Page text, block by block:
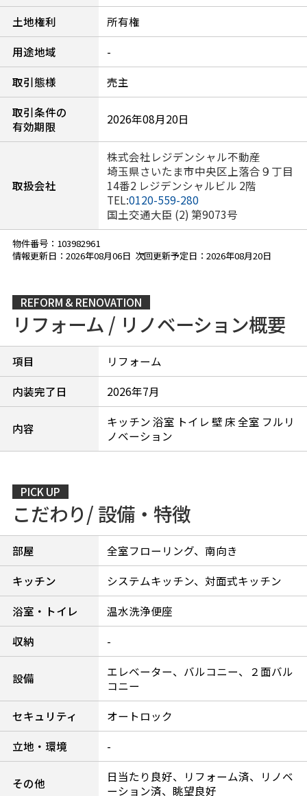
土地権利
所有権
用途地域
-
取引態様
売主
取引条件の
有効期限
2026年08月20日
取扱会社
株式会社レジデンシャル不動産
埼玉県さいたま市中央区上落合９丁目
14番2 レジデンシャルビル 2階
TEL:0120-559-280
国土交通大臣 (2) 第9073号
物件番号：103982961
情報更新日：2026年08月06日 次回更新予定日：2026年08月20日
REFORM & RENOVATION
リフォーム / リノベーション概要
項目
リフォーム
内装完了日
2026年7月
内容
キッチン 浴室 トイレ 壁 床 全室 フルリ
ノベーション
PICK UP
こだわり/ 設備・特徴
部屋
全室フローリング、南向き
キッチン
システムキッチン、対面式キッチン
浴室・トイレ
温水洗浄便座
収納
-
設備
エレベーター、バルコニー、２面バル
コニー
セキュリティ
オートロック
立地・環境
-
その他
日当たり良好、リフォーム済、リノベ
ーション済、眺望良好